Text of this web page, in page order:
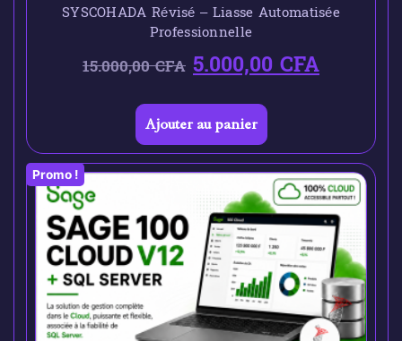
SYSCOHADA Révisé – Liasse Automatisée
Professionnelle
15.000,00CFA 5.000,00CFA
Ajouter au panier
Promo !